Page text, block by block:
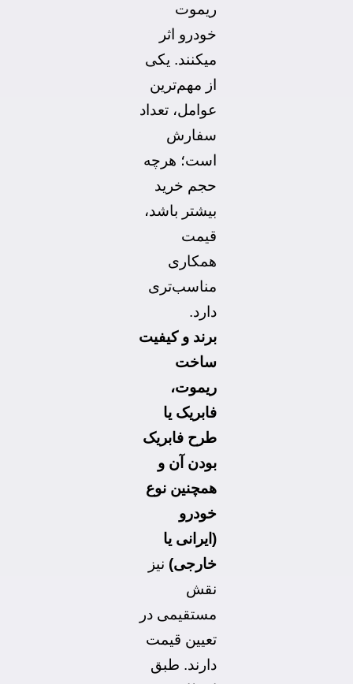
ریموت
خودرو اثر
میکنند. یکی
از مهم‌ترین
عوامل، تعداد
سفارش
است؛ هرچه
حجم خرید
بیشتر باشد،
قیمت
همکاری
مناسب‌تری
دارد.
برند و کیفیت
ساخت
ریموت،
فابریک یا
طرح فابریک
بودن آن و
همچنین نوع
خودرو
(ایرانی یا
خارجی) نیز
نقش
مستقیمی در
تعیین قیمت
دارند. طبق